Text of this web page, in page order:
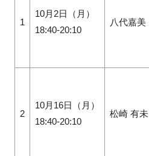
1
10月2日（月）
18:40-20:10
八代嘉美
2
10月16日（月）
18:40-20:10
松崎 有未